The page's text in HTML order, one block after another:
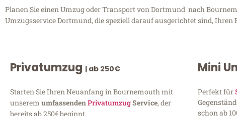
Planen Sie einen Umzug oder Transport von Dortmund nach
Umzugsservice Dortmund, die speziell darauf ausgerichtet sind,
Privatumzug | ab 250€
Starten Sie Ihren Neuanfang in Bournemouth mit
unserem umfassendenPrivatumzugService, der
bereits ab 250€ beginnt.
Mini
Perfekt für
schon ab